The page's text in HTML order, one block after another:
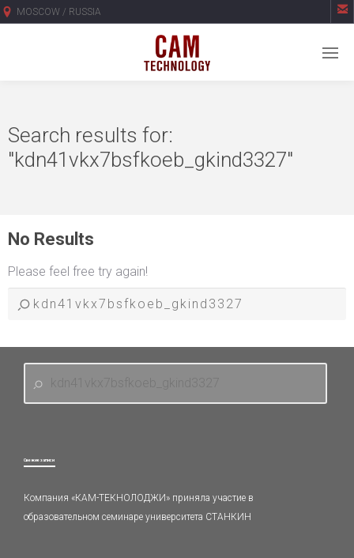
MOSCOW / RUSSIA 
Search results for:
"kdn41vkx7bsfkoeb_gkind3327"
No Results
Please feel free try again!
Свежие записи
Компания «КАМ-ТЕКНОЛОДЖИ» приняла участие в
образовательном семинаре университета СТАНКИН